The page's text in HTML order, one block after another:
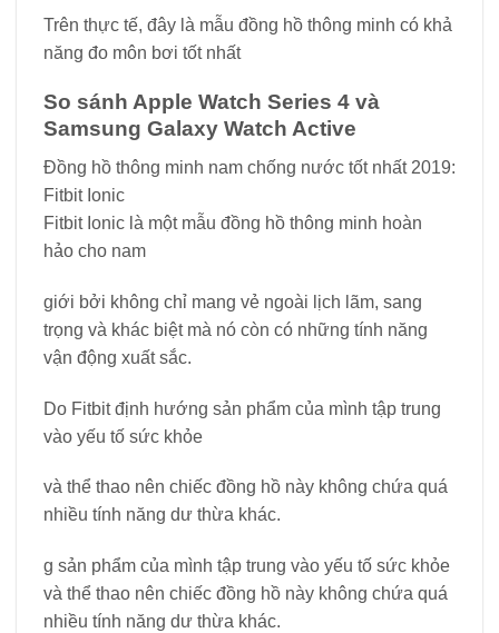
Trên thực tế, đây là mẫu đồng hồ thông minh có khả
năng đo môn bơi tốt nhất
So sánh Apple Watch Series 4 và
Samsung Galaxy Watch Active
Đồng hồ thông minh nam chống nước tốt nhất 2019:
Fitbit Ionic
Fitbit Ionic là một mẫu đồng hồ thông minh hoàn
hảo cho nam
giới bởi không chỉ mang vẻ ngoài lịch lãm, sang
trọng và khác biệt mà nó còn có những tính năng
vận động xuất sắc.
Do Fitbit định hướng sản phẩm của mình tập trung
vào yếu tố sức khỏe
và thể thao nên chiếc đồng hồ này không chứa quá
nhiều tính năng dư thừa khác.
g sản phẩm của mình tập trung vào yếu tố sức khỏe
và thể thao nên chiếc đồng hồ này không chứa quá
nhiều tính năng dư thừa khác.